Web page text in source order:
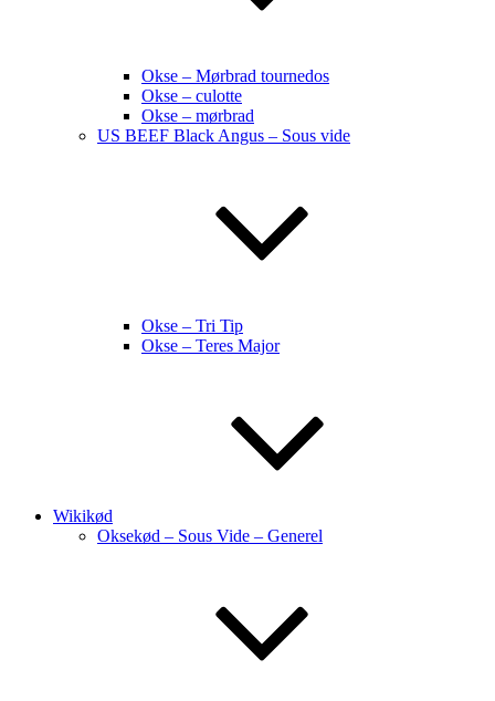
Okse – Mørbrad tournedos
Okse – culotte
Okse – mørbrad
US BEEF Black Angus – Sous vide
Okse – Tri Tip
Okse – Teres Major
Wikikød
Oksekød – Sous Vide – Generel